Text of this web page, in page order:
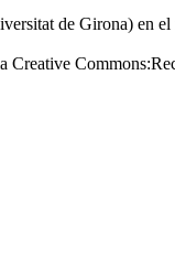
de Girona) en
Creative Commons: